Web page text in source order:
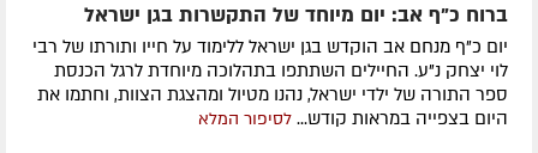
ברוח כ"ף אב: יום מיוחד של התקשרות בגן ישראל
יום כ"ף מנחם אב הוקדש בגן ישראל ללימוד על חייו ותורתו של רבי
לוי יצחק נ"ע. החיילים השתתפו בתהלוכה מיוחדת לרגל הכנסת
ספר התורה של ילדי ישראל, נהנו מטיול ומהצגת הצוות, וחתמו את
היום בצפייה במראות קודש... לסיפור המלא